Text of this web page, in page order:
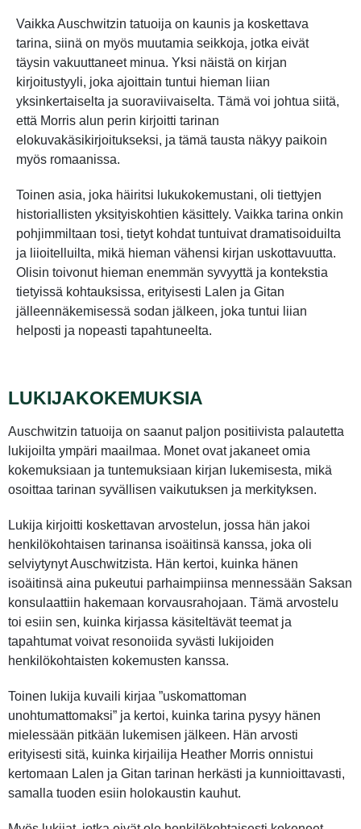
Vaikka Auschwitzin tatuoija on kaunis ja koskettava
tarina, siinä on myös muutamia seikkoja, jotka eivät
täysin vakuuttaneet minua. Yksi näistä on kirjan
kirjoitustyyli, joka ajoittain tuntui hieman liian
yksinkertaiselta ja suoraviivaiselta. Tämä voi johtua siitä,
että Morris alun perin kirjoitti tarinan
elokuvakäsikirjoitukseksi, ja tämä tausta näkyy paikoin
myös romaanissa.
Toinen asia, joka häiritsi lukukokemustani, oli tiettyjen
historiallisten yksityiskohtien käsittely. Vaikka tarina onkin
pohjimmiltaan tosi, tietyt kohdat tuntuivat dramatisoiduilta
ja liioitelluilta, mikä hieman vähensi kirjan uskottavuutta.
Olisin toivonut hieman enemmän syvyyttä ja kontekstia
tietyissä kohtauksissa, erityisesti Lalen ja Gitan
jälleennäkemisessä sodan jälkeen, joka tuntui liian
helposti ja nopeasti tapahtuneelta.
LUKIJAKOKEMUKSIA
Auschwitzin tatuoija on saanut paljon positiivista palautetta
lukijoilta ympäri maailmaa. Monet ovat jakaneet omia
kokemuksiaan ja tuntemuksiaan kirjan lukemisesta, mikä
osoittaa tarinan syvällisen vaikutuksen ja merkityksen.
Lukija kirjoitti koskettavan arvostelun, jossa hän jakoi
henkilökohtaisen tarinansa isoäitinsä kanssa, joka oli
selviytynyt Auschwitzista. Hän kertoi, kuinka hänen
isoäitinsä aina pukeutui parhaimpiinsa mennessään Saksan
konsulaattiin hakemaan korvausrahojaan. Tämä arvostelu
toi esiin sen, kuinka kirjassa käsiteltävät teemat ja
tapahtumat voivat resonoiida syvästi lukijoiden
henkilökohtaisten kokemusten kanssa.
Toinen lukija kuvaili kirjaa ”uskomattoman
unohtumattomaksi” ja kertoi, kuinka tarina pysyy hänen
mielessään pitkään lukemisen jälkeen. Hän arvosti
erityisesti sitä, kuinka kirjailija Heather Morris onnistui
kertomaan Lalen ja Gitan tarinan herkästi ja kunnioittavasti,
samalla tuoden esiin holokaustin kauhut.